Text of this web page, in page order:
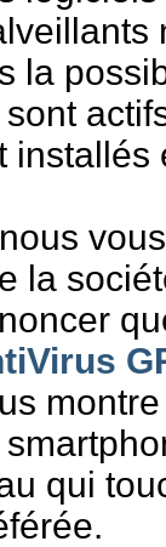
la
sont
installés
la
qui